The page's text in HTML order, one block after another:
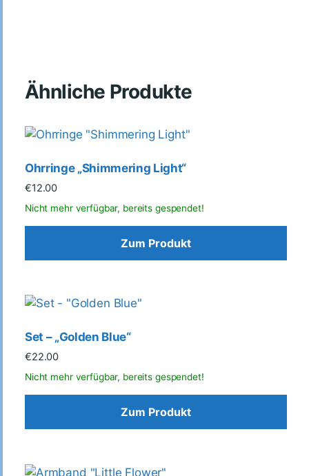
Ähnliche Produkte
Ohrringe „Shimmering Light“
€12.00
Zum Produkt
Set – „Golden Blue“
€22.00
Zum Produkt